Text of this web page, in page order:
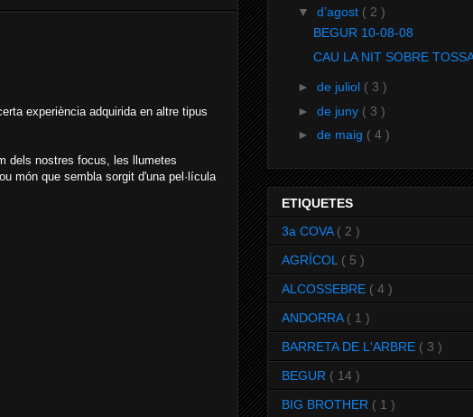
experiència adquirida en altre tipus
dels nostres focus, les llumetes
món que sembla sorgit d'una pel·lícula
▼ d’agost ( 2 )
BEGUR 10-08-08
CAU LA NIT SOBRE
► de juliol ( 3 )
► de juny ( 3 )
► de maig ( 4 )
ETIQUETES
3a COVA ( 2 )
AGRÍCOL ( 5 )
ALCOSSEBRE ( 4 )
ANDORRA ( 1 )
BARRETA DE L'ARBRE ( 3 )
BEGUR ( 14 )
BIG BROTHER ( 1 )